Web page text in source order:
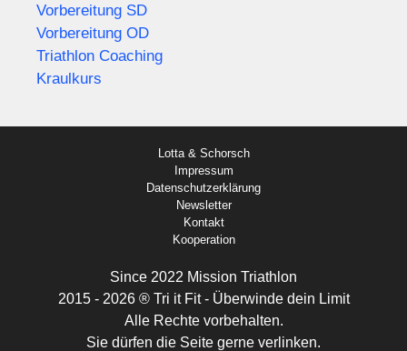
Vorbereitung SD
Vorbereitung OD
Triathlon Coaching
Kraulkurs
Lotta & Schorsch
Impressum
Datenschutzerklärung
Newsletter
Kontakt
Kooperation
Since 2022 Mission Triathlon
2015 - 2026 ® Tri it Fit - Überwinde dein Limit
Alle Rechte vorbehalten.
Sie dürfen die Seite gerne verlinken.